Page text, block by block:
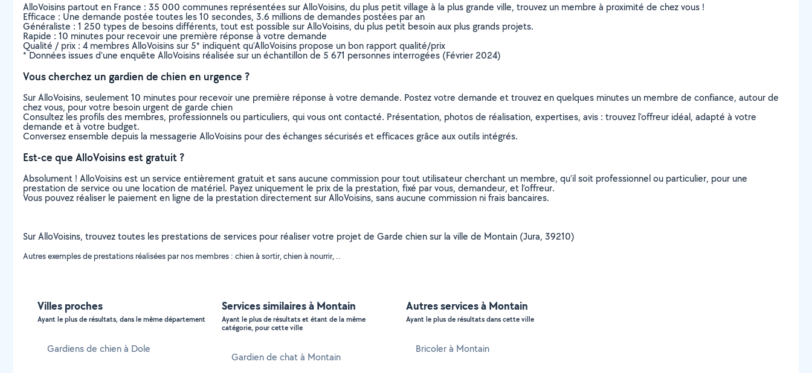
AlloVoisins partout en France : 35 000 communes représentées sur AlloVoisins, du plus petit village à la plus grande ville, trouvez un membre à proximité de chez vous !
Efficace : Une demande postée toutes les 10 secondes, 3.6 millions de demandes postées par an
Généraliste : 1 250 types de besoins différents, tout est possible sur AlloVoisins, du plus petit besoin aux plus grands projets.
Rapide : 10 minutes pour recevoir une première réponse à votre demande
Qualité / prix : 4 membres AlloVoisins sur 5* indiquent qu’AlloVoisins propose un bon rapport qualité/prix
* Données issues d’une enquête AlloVoisins réalisée sur un échantillon de 5 671 personnes interrogées (Février 2024)
Vous cherchez un gardien de chien en urgence ?
Sur AlloVoisins, seulement 10 minutes pour recevoir une première réponse à votre demande. Postez votre demande et trouvez en quelques minutes un membre de confiance, autour de
chez vous, pour votre besoin urgent de garde chien
Consultez les profils des membres, professionnels ou particuliers, qui vous ont contacté. Présentation, photos de réalisation, expertises, avis : trouvez l'offreur idéal, adapté à votre
demande et à votre budget.
Conversez ensemble depuis la messagerie AlloVoisins pour des échanges sécurisés et efficaces grâce aux outils intégrés.
Est-ce que AlloVoisins est gratuit ?
Absolument ! AlloVoisins est un service entièrement gratuit et sans aucune commission pour tout utilisateur cherchant un membre, qu’il soit professionnel ou particulier, pour une
prestation de service ou une location de matériel. Payez uniquement le prix de la prestation, fixé par vous, demandeur, et l’offreur.
Vous pouvez réaliser le paiement en ligne de la prestation directement sur AlloVoisins, sans aucune commission ni frais bancaires.
Sur AlloVoisins, trouvez toutes les prestations de services pour réaliser votre projet de Garde chien sur la ville de Montain (Jura, 39210)
Autres exemples de prestations réalisées par nos membres : chien à sortir, chien à nourrir, ..
Villes proches
Ayant le plus de résultats, dans le même département
Gardiens de chien à Dole
Services similaires à Montain
Ayant le plus de résultats et étant de la même
catégorie, pour cette ville
Gardien de chat à Montain
Autres services à Montain
Ayant le plus de résultats dans cette ville
Bricoler à Montain